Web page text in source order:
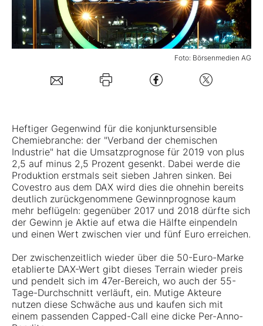
Mein B:O
Kontakt
Foto: Börsenmedien AG
Heftiger Gegenwind für die konjunktursensible
Chemiebranche: der "Verband der chemischen
Industrie" hat die Umsatzprognose für 2019 von plus
2,5 auf minus 2,5 Prozent gesenkt. Dabei werde die
Produktion erstmals seit sieben Jahren sinken. Bei
Covestro aus dem DAX wird dies die ohnehin bereits
deutlich zurückgenommene Gewinnprognose kaum
mehr beflügeln: gegenüber 2017 und 2018 dürfte sich
der Gewinn je Aktie auf etwa die Hälfte einpendeln
und einen Wert zwischen vier und fünf Euro erreichen.
Der zwischenzeitlich wieder über die 50-Euro-Marke
etablierte DAX-Wert gibt dieses Terrain wieder preis
und pendelt sich im 47er-Bereich, wo auch der 55-
Tage-Durchschnitt verläuft, ein. Mutige Akteure
nutzen diese Schwäche aus und kaufen sich mit
einem passenden Capped-Call eine dicke Per-Anno-